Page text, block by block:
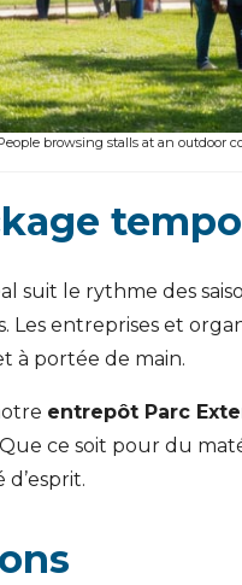
browsing stalls at an outdoor
suit le rythme des
Les entreprises et
à portée de main.
entrepôt Parc
Que ce soit pour du